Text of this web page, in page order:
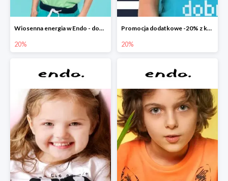
Wiosenna energia w Endo - dodatkowe -20%
20%
Promocja dodatkowe -20% z kodem
20%